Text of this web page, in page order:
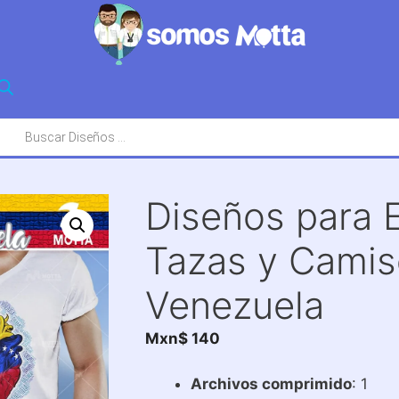
Diseños para
Tazas y
Venezuela
Mxn$140
Archivos comprimido: 1